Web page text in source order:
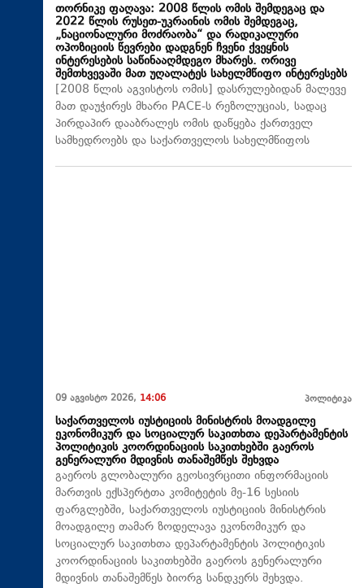
თორნიკე ფაღავა: 2008 წლის ომის შემდეგაც და
2022 წლის რუსეთ-უკრაინის ომის შემდეგაც,
„ნაციონალური მოძრაობა“ და რადიკალური
ოპოზიციის წევრები დადგნენ ჩვენი ქვეყნის
ინტერესების საწინააღმდეგო მხარეს. ორივე
შემთხვევაში მათ უღალატეს სახელმწიფო ინტერესებს
[2008 წლის აგვისტოს ომის] დასრულებიდან მალევე
მათ დაუჭირეს მხარი PACE-ს რეზოლუციას, სადაც
პირდაპირ დააბრალეს ომის დაწყება ქართველ
სამხედროებს და საქართველოს სახელმწიფოს
09 აგვისტო 2026, 14:06 პოლიტიკა
საქართველოს იუსტიციის მინისტრის მოადგილე
ეკონომიკურ და სოციალურ საკითხთა დეპარტამენტის
პოლიტიკის კოორდინაციის საკითხებში გაეროს
გენერალური მდივნის თანაშემწეს შეხვდა
გაეროს გლობალური გეოსივრცითი ინფორმაციის
მართვის ექსპერტთა კომიტეტის მე-16 სესიის
ფარგლებში, საქართველოს იუსტიციის მინისტრის
მოადგილე თამარ ზოდელავა ეკონომიკურ და
სოციალურ საკითხთა დეპარტამენტის პოლიტიკის
კოორდინაციის საკითხებში გაეროს გენერალური
მდივნის თანაშემწეს ბიორგ სანდკერს შეხვდა.